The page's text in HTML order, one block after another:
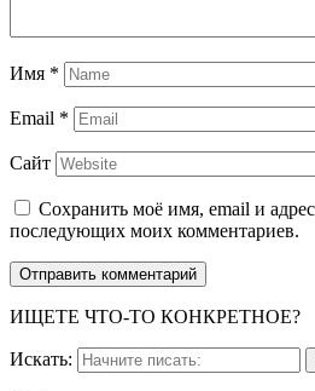
Имя *
Email *
Сайт
Сохранить моё имя, email и
последующих моих комментариев.
ИЩЕТЕ ЧТО-ТО КОНКРЕТНОЕ?
Искать: